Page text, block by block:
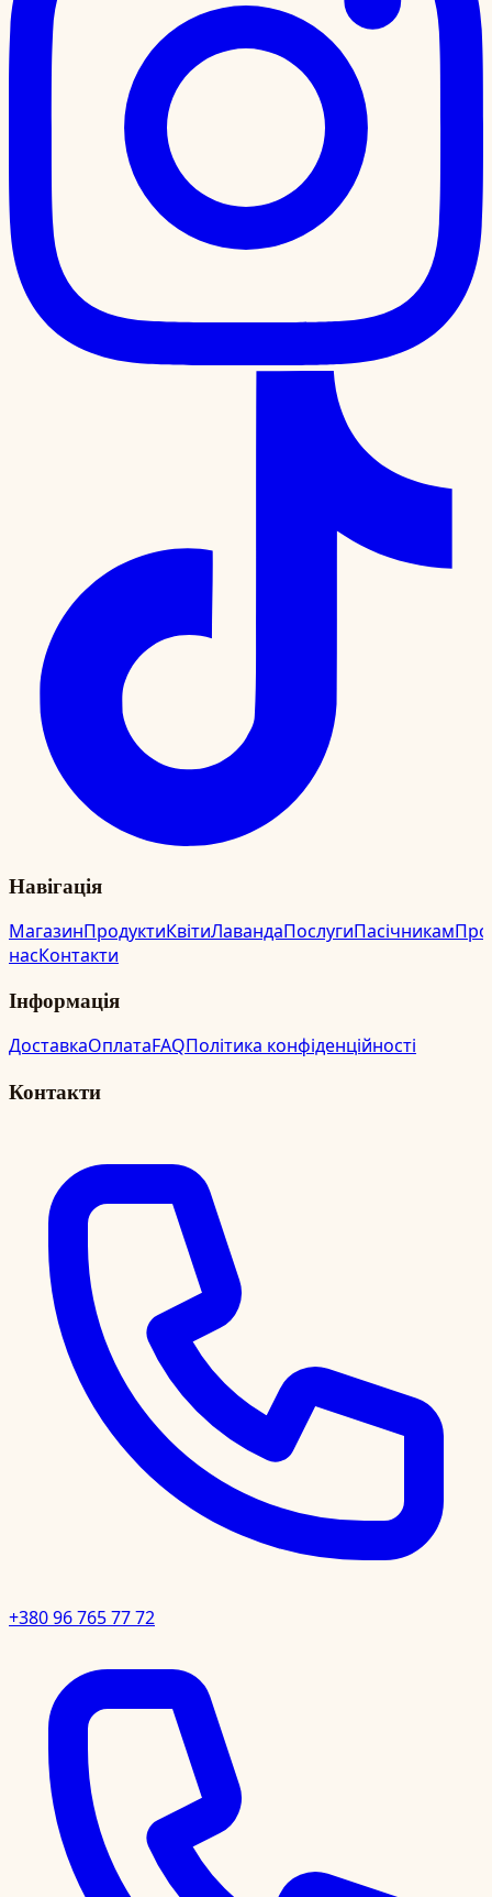
Навігація
МагазинПродуктиКвітиЛавандаПослугиПасічникамПро
насКонтакти
Інформація
ДоставкаОплатаFAQПолітика конфіденційності
Контакти
+380 96 765 77 72